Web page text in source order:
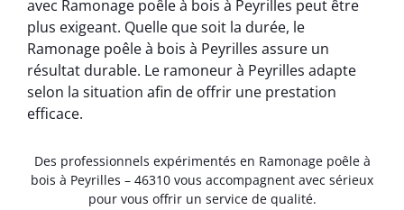
avec Ramonage poêle à bois à Peyrilles peut être
plus exigeant. Quelle que soit la durée, le
Ramonage poêle à bois à Peyrilles assure un
résultat durable. Le ramoneur à Peyrilles adapte
selon la situation afin de offrir une prestation
efficace.
Des professionnels expérimentés en Ramonage poêle à
bois à Peyrilles – 46310 vous accompagnent avec sérieux
pour vous offrir un service de qualité.